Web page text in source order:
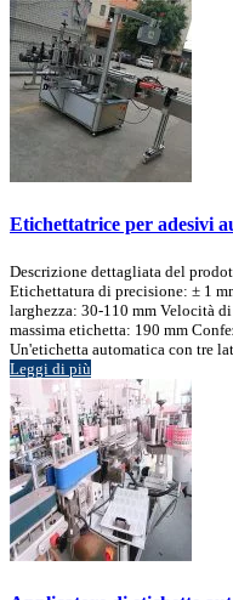
Etichettatrice per adesivi
Descrizione dettagliata del
Etichettatura di precisione: ± 1
larghezza: 30-110 mm Velocità
massima etichetta: 190 mm
Un'etichetta automatica con tre
Leggi di più